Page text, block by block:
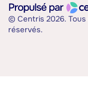
© Centris 2026.
réservés.